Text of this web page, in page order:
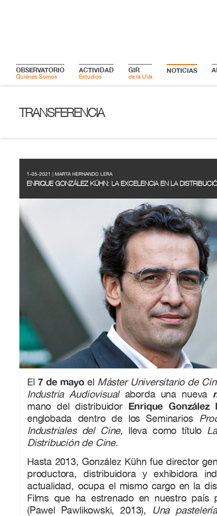
OBSERVATORIO
Quiénes Somos
ACTIVIDAD
Estudios
GIR
de la UVa
NOTICIAS
TRANSFERENCIA
1-05-2021 | MARTA HERNANDO LERA
ENRIQUE GONZÁLEZ KÜHN: LA EXCELENCIA EN LA
El 7 de mayoel Máster Universitario de
Industria Audiovisualaborda una nueva
mano del distribuidor Enrique González
englobada dentro de los Seminarios
Industriales del Cine, lleva como título
Distribución de Cine.
Hasta 2013, González Kühn fue director
productora, distribuidora y exhibidora
actualidad, ocupa el mismo cargo en la
Films que ha estrenado en nuestro país
(Pawel Pawlikowski, 2013), Una